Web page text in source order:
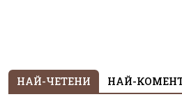
НАЙ-ЧЕТЕНИ НАЙ-